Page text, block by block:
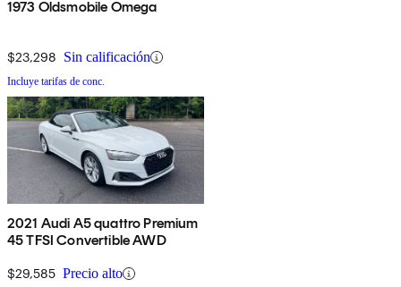
1973 Oldsmobile Omega
$23,298 Sin calificación
Incluye tarifas de conc.
2021 Audi A5 quattro Premium
45 TFSI Convertible AWD
$29,585 Precio alto